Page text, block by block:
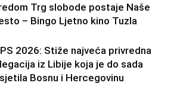
Trg slobode postaje Naše
– Bingo Ljetno kino Tuzla
2026: Stiže najveća privredna
iz Libije koja je do sada
Bosnu i Hercegovinu